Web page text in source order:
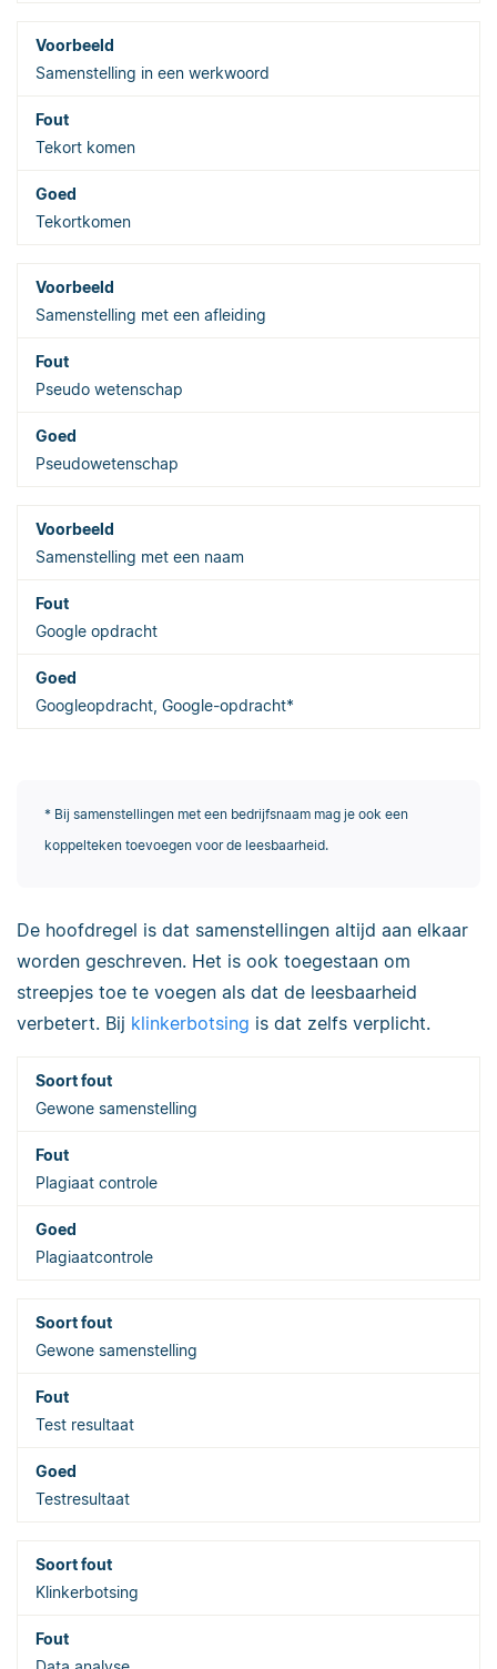
Samenstelling in een werkwoord
Tekort komen
Tekortkomen
Samenstelling met een afleiding
Pseudo wetenschap
Pseudowetenschap
Samenstelling met een naam
Google opdracht
Googleopdracht, Google-opdracht*
* Bij samenstellingen met een bedrijfsnaam mag je ook een
koppelteken toevoegen voor de leesbaarheid.
De hoofdregel is dat samenstellingen altijd aan elkaar
worden geschreven. Het is ook toegestaan om
streepjes toe te voegen als dat de leesbaarheid
verbetert. Bij klinkerbotsing is dat zelfs verplicht.
Gewone samenstelling
Plagiaat controle
Plagiaatcontrole
Gewone samenstelling
Test resultaat
Testresultaat
Klinkerbotsing